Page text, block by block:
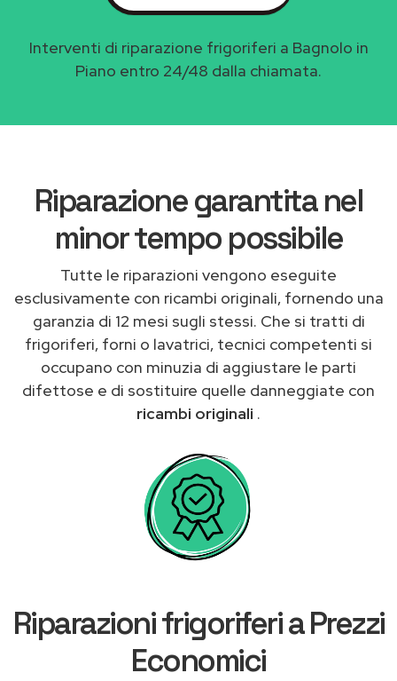
Interventi di riparazione frigoriferi a Bagnolo in
Piano entro 24/48 dalla chiamata.
Riparazione garantita nel
minor tempo possibile
Tutte le riparazioni vengono eseguite
esclusivamente con ricambi originali, fornendo una
garanzia di 12 mesi sugli stessi. Che si tratti di
frigoriferi, forni o lavatrici, tecnici competenti si
occupano con minuzia di aggiustare le parti
difettose e di sostituire quelle danneggiate con
ricambi originali .
Riparazioni frigoriferi a Prezzi
Economici